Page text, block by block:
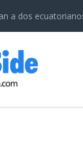
a dos